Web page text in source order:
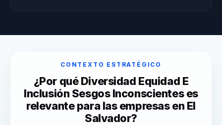
CONTEXTO ESTRATÉGICO
¿Por qué Diversidad Equidad E
Inclusión Sesgos Inconscientes es
relevante para las empresas en El
Salvador?